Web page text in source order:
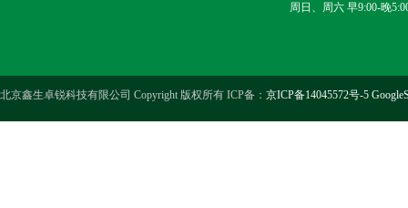
周日、周六 早9:00-晚
北京鑫生卓锐科技有限公司 Copyright 版权所有 ICP备： 京ICP备14045572号-5